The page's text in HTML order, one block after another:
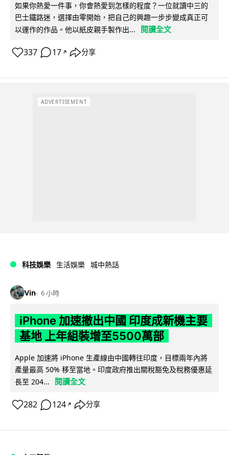
如果你熱愛一件事，你會熱愛到怎樣的程度？一位就讀中三的
巴士鐵路迷，選擇由零開始，把自己的興趣一步步變成真正可
以運作的作品。他以紙皮親手製作出...
閱讀全文
337 17 ↗ 分享
ADVERTISEMENT
科技娛樂 生活娛樂 城中熱話
Vin 6 小時
iPhone 加速撤出中國 印度成新機主要
基地 上年組裝增至5500萬部
Apple 加速將 iPhone 生產線由中國轉往印度，目標兩年內將
產量最高 50% 移至當地。印度政府推出關稅豁免及稅務優惠延
長至 204...
閱讀全文
282 124 ↗ 分享